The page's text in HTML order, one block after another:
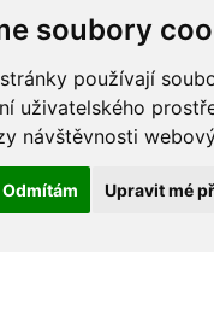
soubory
používají
uživatelského
návštěvnosti
Odmítám Upravit mé